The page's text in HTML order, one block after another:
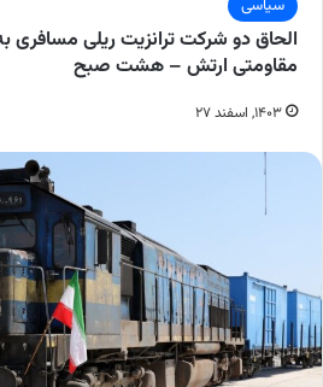
سیاسی
الحاق دو شرکت ترانزیت ریلی مسافری
مقاومتی ارتش – هشت صبح
۱۴۰۳, اسفند ۲۷